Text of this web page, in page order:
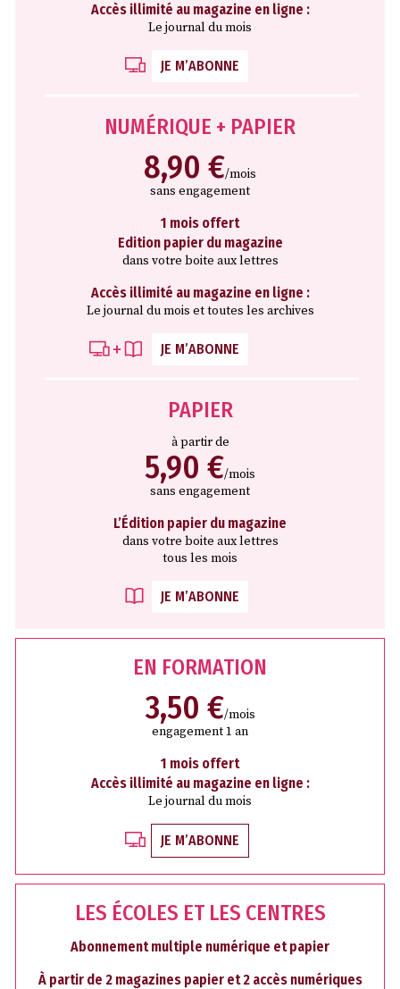
Accès illimité au magazine en ligne :
Le journal du mois
JE M’ABONNE
NUMÉRIQUE + PAPIER
8,90 €/mois
sans engagement
1 mois offert
Edition papier du magazine
dans votre boite aux lettres
Accès illimité au magazine en ligne :
Le journal du mois et toutes les archives
JE M’ABONNE
PAPIER
à partir de
5,90 €/mois
sans engagement
L’Édition papier du magazine
dans votre boite aux lettres
tous les mois
JE M’ABONNE
EN FORMATION
3,50 €/mois
engagement 1 an
1 mois offert
Accès illimité au magazine en ligne :
Le journal du mois
JE M’ABONNE
LES ÉCOLES ET LES CENTRES
Abonnement multiple numérique et papier
À partir de 2 magazines papier et 2 accès numériques